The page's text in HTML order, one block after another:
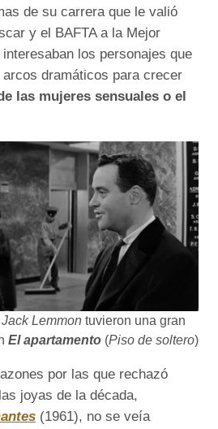
de su carrera que le valió
y el BAFTA a la Mejor
los personajes que
dramáticos para crecer
las mujeres sensuales o el
Jack Lemmontuvieron una gran
El apartamento (Piso de soltero)
por las que rechazó
joyas de la década,
(1961), no se veía